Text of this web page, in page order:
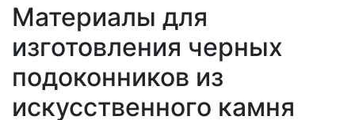
Материалы для
изготовления черных
подоконников из
искусственного камня